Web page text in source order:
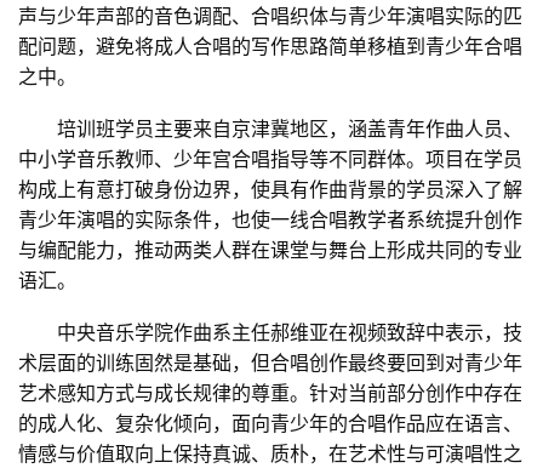
声与少年声部的音色调配、合唱织体与青少年演唱实际的匹
配问题，避免将成人合唱的写作思路简单移植到青少年合唱
之中。
培训班学员主要来自京津冀地区，涵盖青年作曲人员、
中小学音乐教师、少年宫合唱指导等不同群体。项目在学员
构成上有意打破身份边界，使具有作曲背景的学员深入了解
青少年演唱的实际条件，也使一线合唱教学者系统提升创作
与编配能力，推动两类人群在课堂与舞台上形成共同的专业
语汇。
中央音乐学院作曲系主任郝维亚在视频致辞中表示，技
术层面的训练固然是基础，但合唱创作最终要回到对青少年
艺术感知方式与成长规律的尊重。针对当前部分创作中存在
的成人化、复杂化倾向，面向青少年的合唱作品应在语言、
情感与价值取向上保持真诚、质朴，在艺术性与可演唱性之